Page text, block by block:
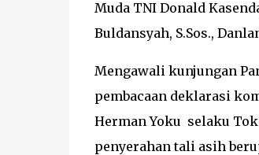
Muda TNI Donald
Buldansyah, S.Sos.,
Mengawali kunjungan
pembacaan deklarasi
Herman Yoku selaku
penyerahan tali asih